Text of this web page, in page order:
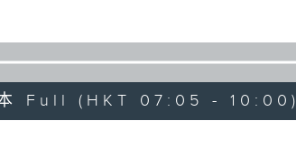
Full (HKT 07:05 - 10:00)